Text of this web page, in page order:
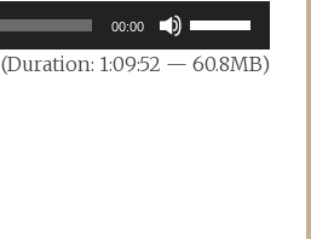
00:00
Arrow
(Duration: 1:09:52 — 60.8MB)